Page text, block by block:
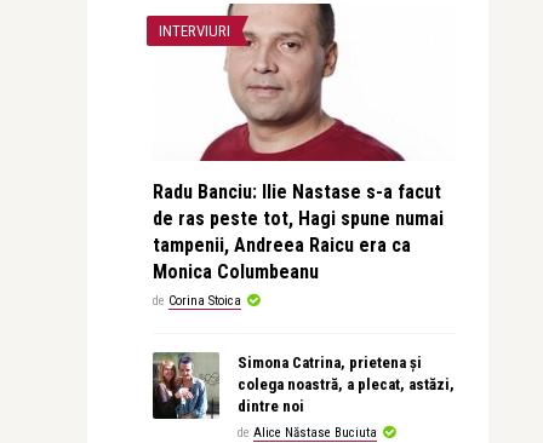
INTERVIURI
Radu Banciu: Ilie Nastase s-a facut
de ras peste tot, Hagi spune numai
tampenii, Andreea Raicu era ca
Monica Columbeanu
de Corina Stoica
Simona Catrina, prietena și
colega noastră, a plecat, astăzi,
dintre noi
de Alice Năstase Buciuta